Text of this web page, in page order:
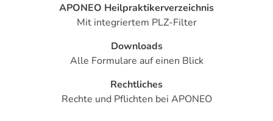
APONEO Heilpraktikerverzeichnis
Mit integriertem PLZ-Filter
Downloads
Alle Formulare auf einen Blick
Rechtliches
Rechte und Pflichten bei APONEO